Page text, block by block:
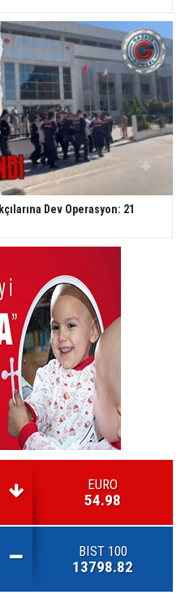
Dev Operasyon: 21
EURO
54.98
BIST 100
13798.82